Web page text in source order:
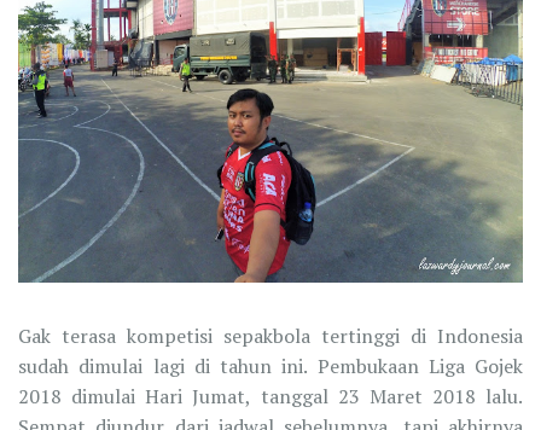
Gak terasa kompetisi sepakbola tertinggi di Indonesia
sudah dimulai lagi di tahun ini. Pembukaan Liga Gojek
2018 dimulai Hari Jumat, tanggal 23 Maret 2018 lalu.